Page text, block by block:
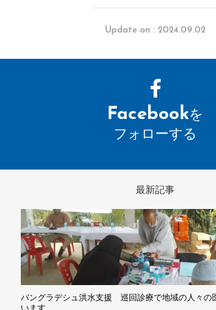
Update on : 2024.09.02
Facebookを
フォローする
最新記事
バングラデシュ洪水支援 巡回診療で地域の人々の